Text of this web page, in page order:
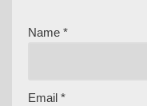
Name *
Email *